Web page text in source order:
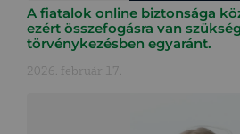
A fiatalok online biztonsága
ezért összefogásra van
törvénykezésben egyaránt.
2026. február 17.